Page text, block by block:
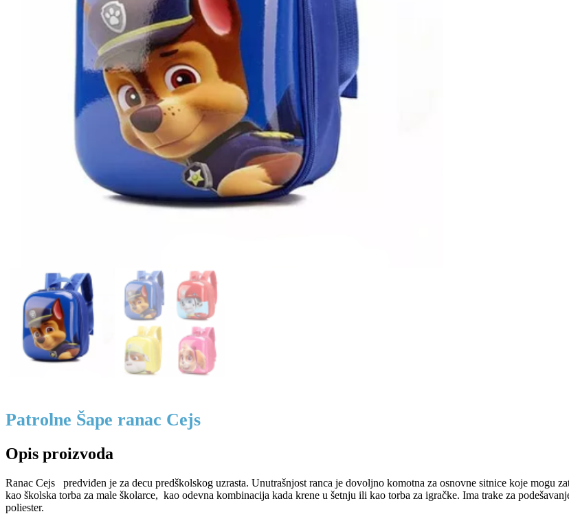
Patrolne Šape ranac Cejs
Opis proizvoda
Ranac Cejs predviđen je za decu predškolskog uzrasta. Unutrašnjost ranca je dovoljno komotna za osnovne sitnice koje mogu
kao školska torba za male školarce, kao odevna kombinacija kada krene u šetnju ili kao torba za igračke. Ima trake za
poliester.